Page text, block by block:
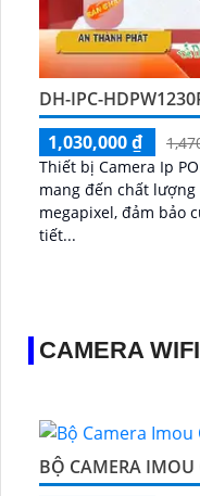
DH-IPC-
1,030,000 ₫
Thiết bị Camera Ip
mang đến chất
megapixel, đảm bảo
tiết...
CAMERA
BỘ CAMERA